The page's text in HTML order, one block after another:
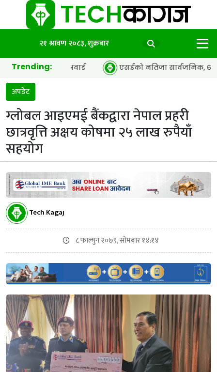
२१ श्रावण २०८३, शुक्रबार
Trending:
इयर’ अवार्ड एसईको नतिजा सार्वजनिक, ६५.९८ प्रतिशत
अपडेट
ग्लोबल आइएमई बैंकद्वारा नेपाल प्रहरी
छात्रवृत्ति अक्षय कोषमा २५ लाख रुपैयाँ
सहयोग
Tech Kagaj
८ फाल्गुन २०७९, सोमबार १४:१४